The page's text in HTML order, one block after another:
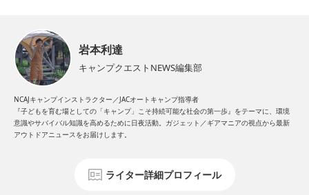
岩本利達
キャンプクエストNEWS編集部
NCAJキャンプインストラクター／JACオートキャンプ指導者
『子どもを育む場としての「キャンプ」こそ持続可能な社会の第一歩』をテーマに、環境
意識やサバイバル知識を高めるために日夜活動。ガジェット／ギアマニアの視点から最新
アウトドアニュースをお届けします。
ライター詳細プロフィール